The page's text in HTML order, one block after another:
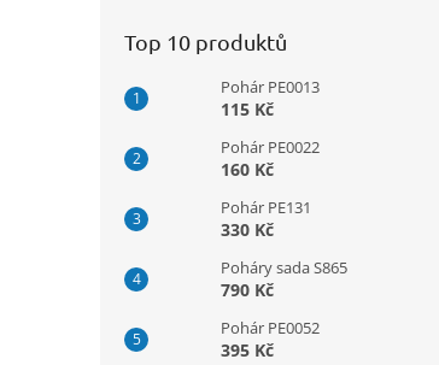
Top 10 produktů
Pohár PE0013
115 Kč
Pohár PE0022
160 Kč
Pohár PE131
330 Kč
Poháry sada S865
790 Kč
Pohár PE0052
395 Kč